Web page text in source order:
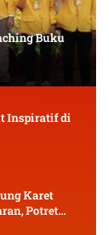
Buku
Inspiratif di
Karet
Potret